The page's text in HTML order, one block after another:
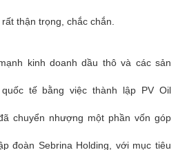
thận trọng, chắc chắn.
kinh doanh dầu thô và các sản
tế bằng việc thành lập PV Oil
chuyển nhượng một phần vốn góp
đoàn Sebrina Holding, với mục tiêu